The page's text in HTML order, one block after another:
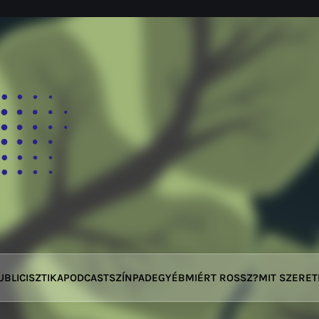
PODCASTSZÍNPADEGYÉBMIÉRT ROSSZ?MIT